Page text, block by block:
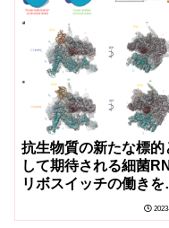
抗生物質の新たな標的
して期待される細菌
リボスイッチの働きを
解像度の画像で解明
(High-resolution